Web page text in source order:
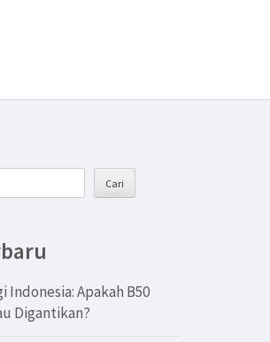
Cari
Indonesia: Apakah B50
Digantikan?